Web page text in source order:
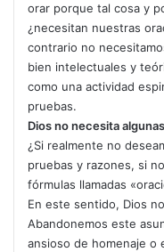
orar porque tal cosa y
¿necesitan nuestras
contrario no
bien intelectuales y
como una actividad
pruebas.
Dios no necesita
¿Si realmente no
pruebas y razones, si
fórmulas llamadas
En este sentido, Dios
Aban­donemos este
ansio­so de homenaje o